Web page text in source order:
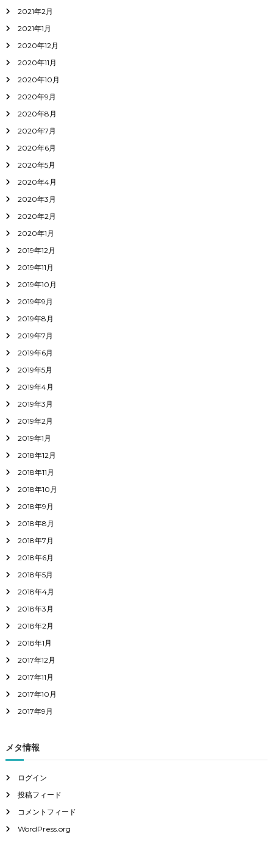
2021年2月
2021年1月
2020年12月
2020年11月
2020年10月
2020年9月
2020年8月
2020年7月
2020年6月
2020年5月
2020年4月
2020年3月
2020年2月
2020年1月
2019年12月
2019年11月
2019年10月
2019年9月
2019年8月
2019年7月
2019年6月
2019年5月
2019年4月
2019年3月
2019年2月
2019年1月
2018年12月
2018年11月
2018年10月
2018年9月
2018年8月
2018年7月
2018年6月
2018年5月
2018年4月
2018年3月
2018年2月
2018年1月
2017年12月
2017年11月
2017年10月
2017年9月
メタ情報
ログイン
投稿フィード
コメントフィード
WordPress.org